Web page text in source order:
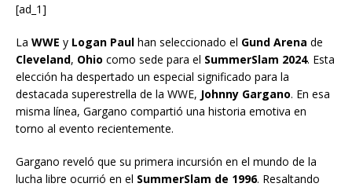
[ad_1]
La WWE y Logan Paul han seleccionado el Gund Arena de
Cleveland, Ohio como sede para el SummerSlam 2024. Esta
elección ha despertado un especial significado para la
destacada superestrella de la WWE, Johnny Gargano. En esa
misma línea, Gargano compartió una historia emotiva en
torno al evento recientemente.
Gargano reveló que su primera incursión en el mundo de la
lucha libre ocurrió en el SummerSlam de 1996. Resaltando